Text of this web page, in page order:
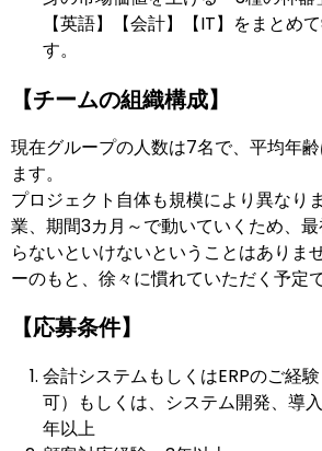
【英語】【会計】【IT】をまとめ
す。
【チームの組織構成】
現在グループの人数は7名で、平均年
ます。
プロジェクト自体も規模により異なり
業、期間3カ月～で動いていくため、
らないといけないということはありま
ーのもと、徐々に慣れていただく予定で
【応募条件】
会計システムもしくはERPのご経
可）もしくは、システム開発、導
年以上